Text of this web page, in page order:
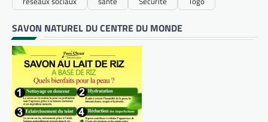
SAVON NATUREL DU CENTRE DU MONDE